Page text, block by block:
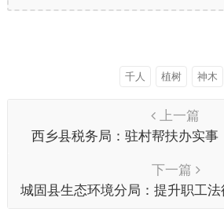
千人 植树 神木
上一篇
西乡县税务局：驻村帮扶办实
下一篇
城固县生态环境分局：提升职工